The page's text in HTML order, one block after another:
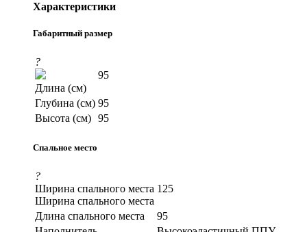
Характеристики
Габаритный размер
?
Длина (см)
95
Глубина (см) 95
Высота (см) 95
Спальное место
?
Ширина спального места
Ширина спального места
125
Длина спального места
95